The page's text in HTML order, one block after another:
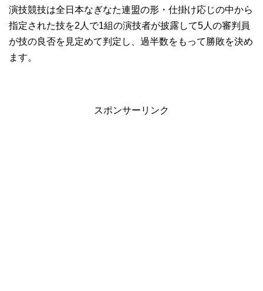
演技競技は全日本なぎなた連盟の形・仕掛け応じの中から
指定された技を2人で1組の演技者が披露して5人の審判員
が技の良否を見定めて判定し、過半数をもって勝敗を決め
ます。
スポンサーリンク